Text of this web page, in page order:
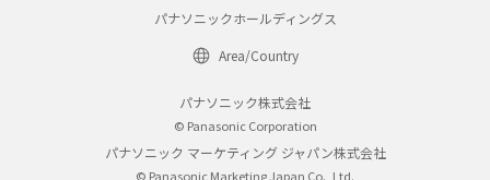
パナソニックホールディングス
Area/Country
パナソニック株式会社
© Panasonic Corporation
パナソニック マーケティング ジャパン株式会社
© Panasonic Marketing Japan Co., Ltd.